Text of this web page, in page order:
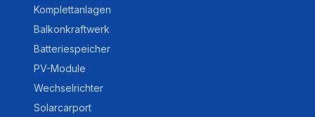
Komplettanlagen
Balkonkraftwerk
Batteriespeicher
PV-Module
Wechselrichter
Solarcarport